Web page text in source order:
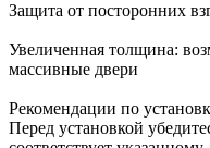
Защита от посторонних
Увеличенная толщина:
массивные двери
Рекомендации по
Перед установкой